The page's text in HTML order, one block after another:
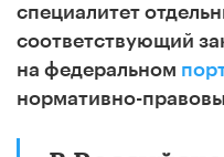
специалитет
соответствующий
на федеральном
нормативно-